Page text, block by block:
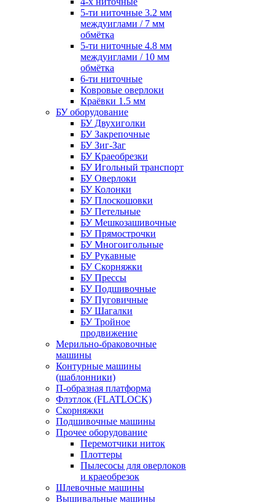
5-ти ниточные 3.2 мм
междуиглами / 7 мм
обмётка
5-ти ниточные 4.8 мм
междуиглами / 10 мм
обмётка
6-ти ниточные
Ковровые оверлоки
Краёвки 1.5 мм
БУ оборудование
БУ Двухиголки
БУ Закрепочные
БУ Зиг-Заг
БУ Краеобрезки
БУ Игольный транспорт
БУ Оверлоки
БУ Колонки
БУ Плоскошовки
БУ Петельные
БУ Мешкозашивочные
БУ Прямострочки
БУ Многоигольные
БУ Рукавные
БУ Скорняжки
БУ Прессы
БУ Подшивочные
БУ Пуговичные
БУ Шагалки
БУ Тройное
продвижение
Мерильно-браковочные
машины
Контурные машины
(шаблонники)
П-образная платформа
Флэтлок (FLATLOCK)
Скорняжки
Подшивочные машины
Прочее оборудование
Перемотчики ниток
Плоттеры
Пылесосы для оверлоков
и краеобрезок
Шлевочные машины
Вышивальные машины